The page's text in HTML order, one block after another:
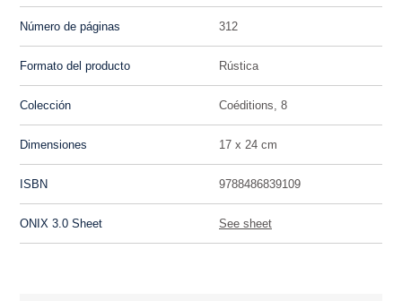
Número de páginas 312
Formato del producto Rústica
Colección Coéditions, 8
Dimensiones 17 x 24 cm
ISBN 9788486839109
ONIX 3.0 Sheet See sheet